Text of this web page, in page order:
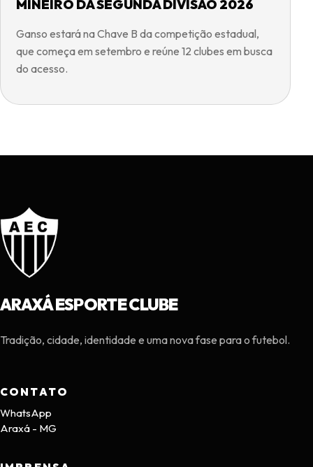
MINEIRO DA SEGUNDA DIVISÃO 2026
Ganso estará na Chave B da competição estadual,
que começa em setembro e reúne 12 clubes em busca
do acesso.
ARAXÁ ESPORTE CLUBE
Tradição, cidade, identidade e uma nova fase para o futebol.
CONTATO
WhatsApp
Araxá - MG